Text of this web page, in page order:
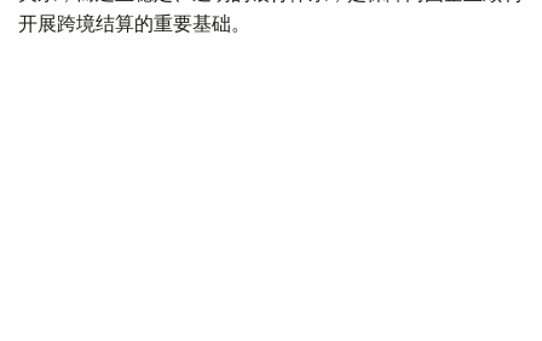
开展跨境结算的重要基础。